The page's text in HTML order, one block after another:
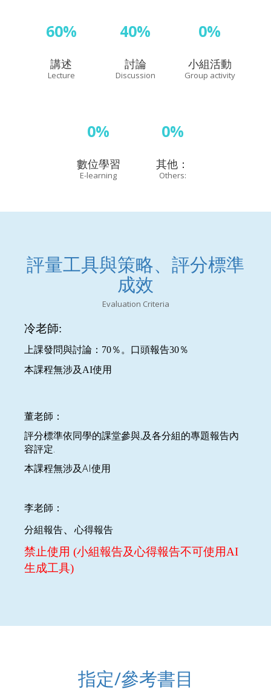
60%
講述
Lecture
40%
討論
Discussion
0%
小組活動
Group activity
0%
數位學習
E-learning
0%
其他：
Others:
評量工具與策略、評分標準
成效
Evaluation Criteria
冷老師:
上課發問與討論：70％。口頭報告30％
本課程無涉及AI使用
董老師：
評分標準依同學的課堂參與,及各分組的專題報告內
容評定.
本課程無涉及AI使用
李老師：
分組報告、 心得報告
禁止使用 (小組報告及心得報告不可使用AI
生成工具)
指定/參考書目